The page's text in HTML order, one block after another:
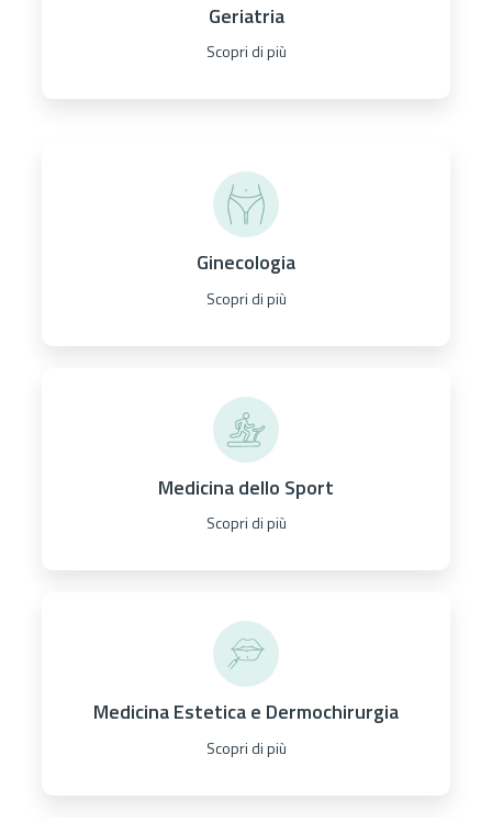
Geriatria
Scopri di più
Ginecologia
Scopri di più
Medicina dello Sport
Scopri di più
Medicina Estetica e Dermochirurgia
Scopri di più